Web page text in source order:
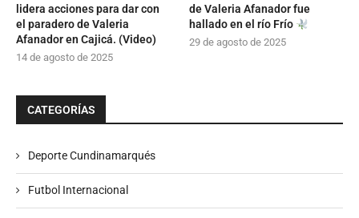
lidera acciones para dar con
el paradero de Valeria
Afanador en Cajicá. (Video)
14 de agosto de 2025
de Valeria Afanador fue
hallado en el río Frío
29 de agosto de 2025
CATEGORÍAS
Deporte Cundinamarqués
Futbol Internacional